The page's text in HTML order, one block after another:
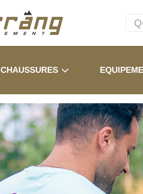
CHAUSSURES